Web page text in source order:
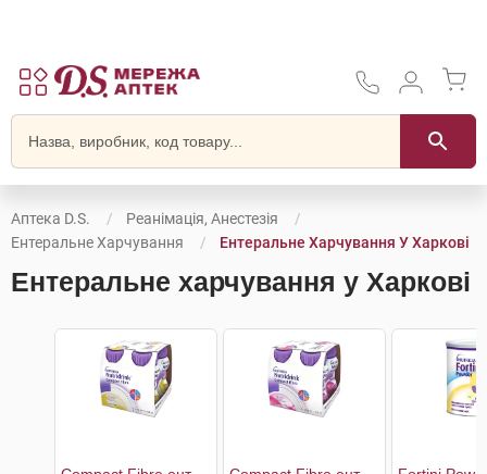
Аптека D.S.
Реанімація, Анестезія
Ентеральне Харчування
Ентеральне Харчування У Харкові
Ентеральне харчування у Харкові